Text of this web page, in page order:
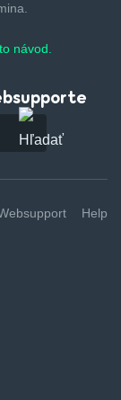
návod.
Help